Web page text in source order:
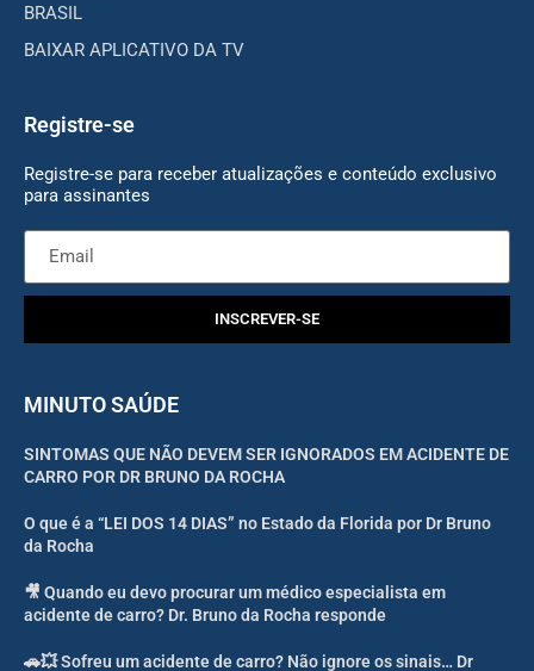
BRASIL
BAIXAR APLICATIVO DA TV
Registre-se
Registre-se para receber atualizações e conteúdo exclusivo
para assinantes
INSCREVER-SE
MINUTO SAÚDE
SINTOMAS QUE NÃO DEVEM SER IGNORADOS EM ACIDENTE DE
CARRO POR DR BRUNO DA ROCHA
O que é a “LEI DOS 14 DIAS” no Estado da Florida por Dr Bruno
da Rocha
🎥 Quando eu devo procurar um médico especialista em
acidente de carro? Dr. Bruno da Rocha responde
🚗💥 Sofreu um acidente de carro? Não ignore os sinais… Dr